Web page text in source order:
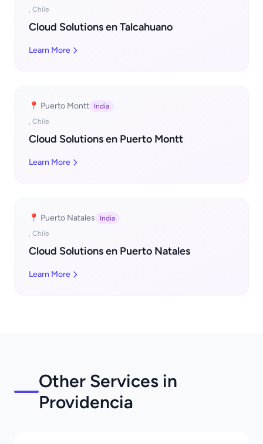
, Chile
Cloud Solutions en Talcahuano
Learn More
📍 Puerto Montt
India
, Chile
Cloud Solutions en Puerto Montt
Learn More
📍 Puerto Natales
India
, Chile
Cloud Solutions en Puerto Natales
Learn More
Other Services in
Providencia